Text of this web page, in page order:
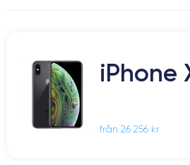
iPhone
från 26 256 kr